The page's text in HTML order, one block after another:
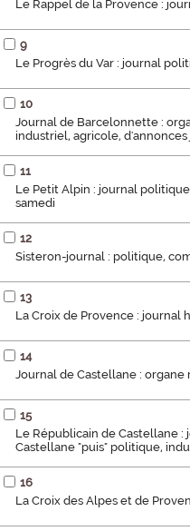
Le Rappel de la Provence :
9
Le Progrès du Var : journal
10
Journal de Barcelonnette :
industriel, agricole,
11
Le Petit Alpin : journal
samedi
12
Sisteron-journal : politique,
13
La Croix de Provence : journal
14
Journal de Castellane :
15
Le Républicain de Castellane
Castellane "puis" politique,
16
La Croix des Alpes et de